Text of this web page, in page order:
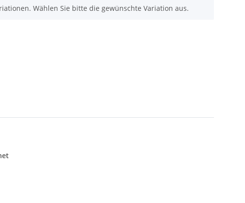
Wählen Sie bitte die gewünschte Variation aus.